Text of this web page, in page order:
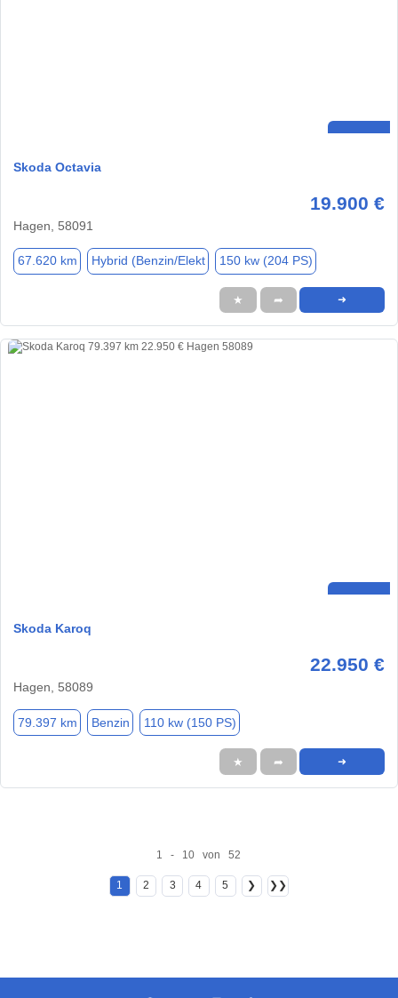
Skoda Octavia
19.900 €
Hagen, 58091
67.620 km Hybrid (Benzin/Elekt 150 kw (204 PS)
★ ➦ ➜
Skoda Karoq
22.950 €
Hagen, 58089
79.397 km Benzin 110 kw (150 PS)
★ ➦ ➜
1 - 10 von 52
1 2 3 4 5 ❯ ❯❯